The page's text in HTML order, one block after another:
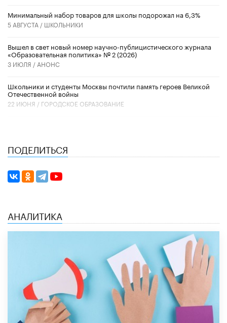
Минимальный набор товаров для школы подорожал на 6,3%
5 АВГУСТА / ШКОЛЬНИКИ
Вышел в свет новый номер научно-публицистического журнала
«Образовательная политика» № 2 (2026)
3 ИЮЛЯ / АНОНС
Школьники и студенты Москвы почтили память героев Великой
Отечественной войны
22 ИЮНЯ / ГОРОДСКОЕ ОБРАЗОВАНИЕ
ПОДЕЛИТЬСЯ
АНАЛИТИКА